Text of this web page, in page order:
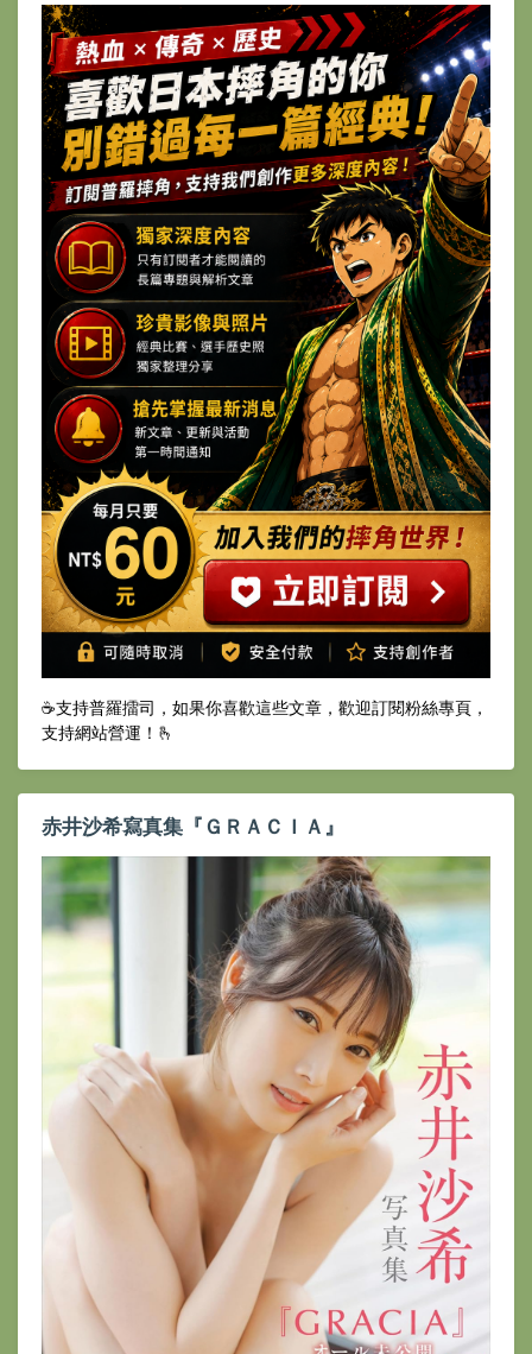
☕️支持普羅擂司，如果你喜歡這些文章，歡迎訂閱粉絲專頁，
支持網站營運！🫰
赤井沙希寫真集『ＧＲＡＣＩＡ』